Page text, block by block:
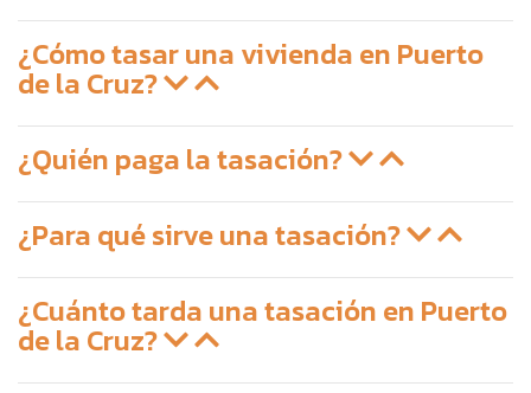
¿Cómo tasar una vivienda en Puerto
de la Cruz?
¿Quién paga la tasación?
¿Para qué sirve una tasación?
¿Cuánto tarda una tasación en Puerto
de la Cruz?